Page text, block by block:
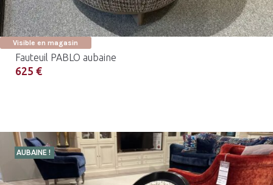
Visible en magasin
Fauteuil PABLO aubaine
625 €
AUBAINE !